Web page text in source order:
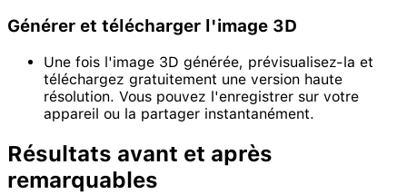
Générer et télécharger l'image 3D
Une fois l'image 3D générée, prévisualisez-la et
téléchargez gratuitement une version haute
résolution. Vous pouvez l'enregistrer sur votre
appareil ou la partager instantanément.
Résultats avant et après
remarquables